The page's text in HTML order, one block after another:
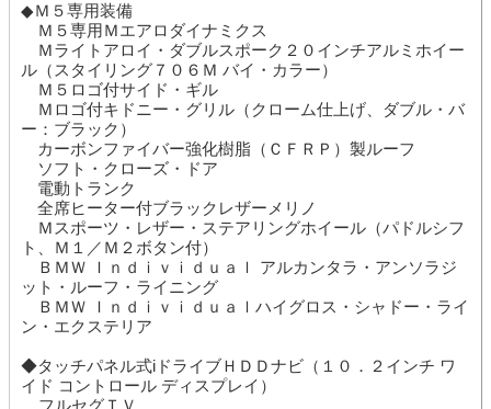
◆Ｍ５専用装備
Ｍ５専用Ｍエアロダイナミクス
Ｍライトアロイ・ダブルスポーク２０インチアルミホイー
ル（スタイリング７０６Ｍ バイ・カラー）
Ｍ５ロゴ付サイド・ギル
Ｍロゴ付キドニー・グリル（クローム仕上げ、ダブル・バ
ー：ブラック）
カーボンファイバー強化樹脂（ＣＦＲＰ）製ルーフ
ソフト・クローズ・ドア
電動トランク
全席ヒーター付ブラックレザーメリノ
Ｍスポーツ・レザー・ステアリングホイール（パドルシフ
ト、Ｍ１／Ｍ２ボタン付）
ＢＭＷ Ｉｎｄｉｖｉｄｕａｌ アルカンタラ・アンソラジ
ット・ルーフ・ライニング
ＢＭＷ Ｉｎｄｉｖｉｄｕａｌハイグロス・シャドー・ライ
ン・エクステリア
◆タッチパネル式iドライブＨＤＤナビ（１０．２インチ ワ
イド コントロール ディスプレイ）
フルセグＴＶ